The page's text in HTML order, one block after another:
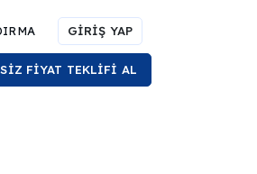
GİRİŞ YAP
FİYAT TEKLİFİ AL